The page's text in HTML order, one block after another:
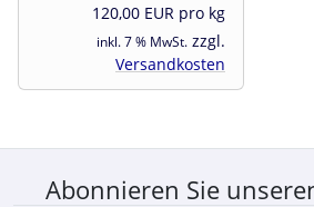
120,00 EUR pro kg
inkl. 7 % MwSt. zzgl.
Versandkosten
Abonnieren Sie